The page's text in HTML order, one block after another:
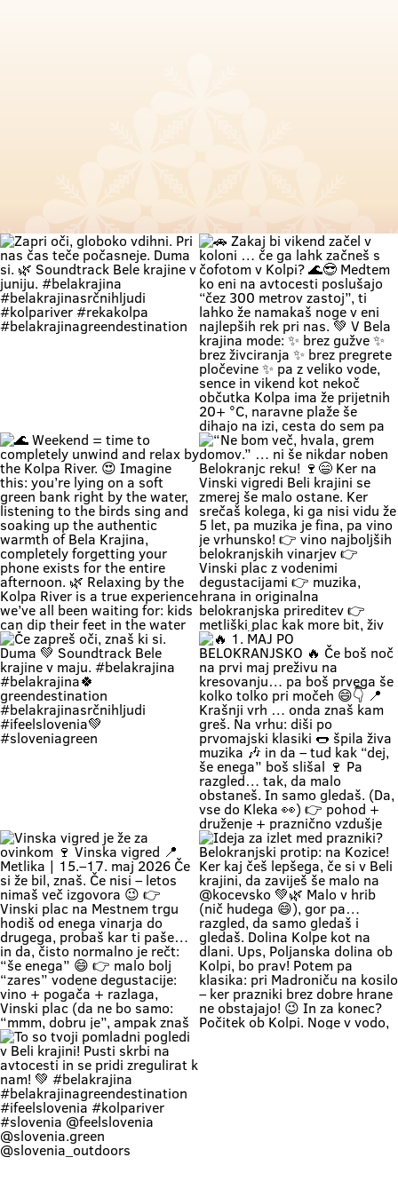
Zapri oči, globoko vdihni. Pri nas
čas teče počasneje. Duma si. 🌿
Soundtrack Bele krajine v juniju.
#belakrajina
#belakrajinasrčnihljudi
#kolpariver #rekakolpa
#belakrajinagreendestination
🚗 Zakaj bi vikend začel v koloni …
če ga lahk začneš s čofotom v
Kolpi? 🌊😎 Medtem ko eni na
avtocesti poslušajo “čez 300
metrov zastoj”, ti lahko že
namakaš noge v eni najlepših rek
pri nas. 💚 V Bela krajina mode: ✨
brez gužve ✨ brez živciranja ✨
brez pregrete pločevine ✨ pa z
veliko vode, sence in vikend kot
nekoč občutka Kolpa ima že
prijetnih 20+ °C, naravne plaže še
dihajo na izi, cesta do sem pa ni
stres test za živce. 😌 💡 Vikend
plan: kopalke ✔️ brisača ✔️ hladna
pijača ✔️ DARS drama ❌ 📍 Bela
krajina kliče. Pa ne po troblji. 😏
#BelaKrajina #Kolpa
#SloveniaOutdoor #FeelSlovenia
#Poletje Roadtrip Narava Kopanje
WeekendMood HiddenGem
SloveniaGreen
🌊 Weekend = time to completely
unwind and relax by the Kolpa
River. 😍 Imagine this: you’re lying
on a soft green bank right by the
water, listening to the birds sing
and soaking up the authentic
warmth of Bela Krajina, completely
forgetting your phone exists for
the entire afternoon. 🌿 Relaxing
by the Kolpa River is a true
Weather: a hot weekend is on the
way 👉 Time: warm May days (the
perfect time for your first
encounter with nature) 👉 Nature
+ a lounge chair in the shade +
your favorite people = a
combination that has never
disappointed Come see us. You
know where we are—the place
where time actually slows down
and your batteries recharge all on
their own. 💚
“Ne bom več, hvala, grem domov.”
… ni še nikdar noben Belokranjc
reku! 🍷😄 Ker na Vinski vigredi
Beli krajini se zmerej še malo
ostane. Ker srečaš kolega, ki ga
nisi vidu že 5 let, pa muzika je fina,
pa vino je vrhunsko! 👉 vino
najboljših belokranjskih vinarjev
👉 Vinski plac z vodenimi
degustacijami 👉 muzika, hrana in
originalna belokranjska prireditev
👉 metliški plac kak more bit, živ
in poln Če hočeš doživet Belo
krajino takšno, kot je zares —
prideš na Vigred. Za en večer.
Ostaneš pa še malo dlje. 😌🍇 Se
vidimo v Metliki! 🎥 Zavod za
turizem, kulturo, šport in mladino
Metlika #belakrajina #vinskavigred
#belakrajinasrčnihljudi #metlika
Če zapreš oči, znaš ki si. Duma 💚
Soundtrack Bele krajine v maju.
#belakrajina #belakrajina🍀
greendestination
#belakrajinasrčnihljudi
#ifeelslovenia💚 #sloveniagreen
🔥 1. MAJ PO BELOKRANJSKO 🔥
Če boš noč na prvi maj preživu na
kresovanju… pa boš prvega še
kolko tolko pri močeh 😄👇 📍
Krašnji vrh … onda znaš kam greš.
Na vrhu: diši po prvomajski klasiki
🌭 špila živa muzika 🎶 in da – tud
kak “dej, še enega” boš slišal 🍷
Pa razgled… tak, da malo
obstaneš. In samo gledaš. (Da,
vse do Kleka 👀) 👉 pohod +
druženje + praznično vzdušje 👉
za družine, prijatelje, pa malo
rekreacije (če že mora bit 😄) 👉
začetek maja, kot se šika Pridi gor.
Če ne zaradi pohoda… pa zaradi
nas, Belokranjcev 🙌 Se vidimo!
Vinska vigred je že za ovinkom 🍷
Vinska vigred 📍 Metlika | 15.–17.
maj 2026 Če si že bil, znaš. Če nisi
– letos nimaš več izgovora 😉 👉
Vinski plac na Mestnem trgu hodiš
od enega vinarja do drugega,
probaš kar ti paše… in da, čisto
normalno je rečt: “še enega” 😄
👉 malo bolj “zares” vodene
degustacije: vino + pogača +
razlaga, Vinski plac (da ne bo